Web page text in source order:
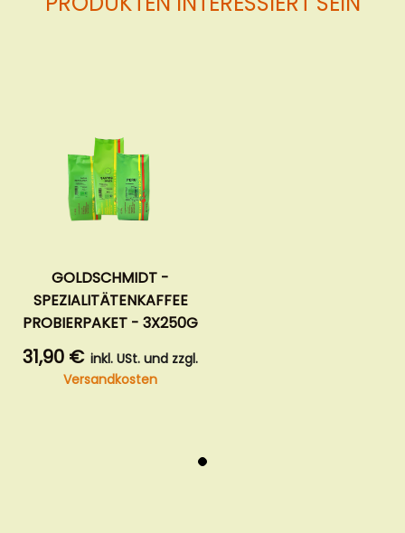
GOLDSCHMIDT -
SPEZIALITÄTENKAFFEE
PROBIERPAKET - 3X250G
31,90 € inkl. USt. und zzgl.
Versandkosten